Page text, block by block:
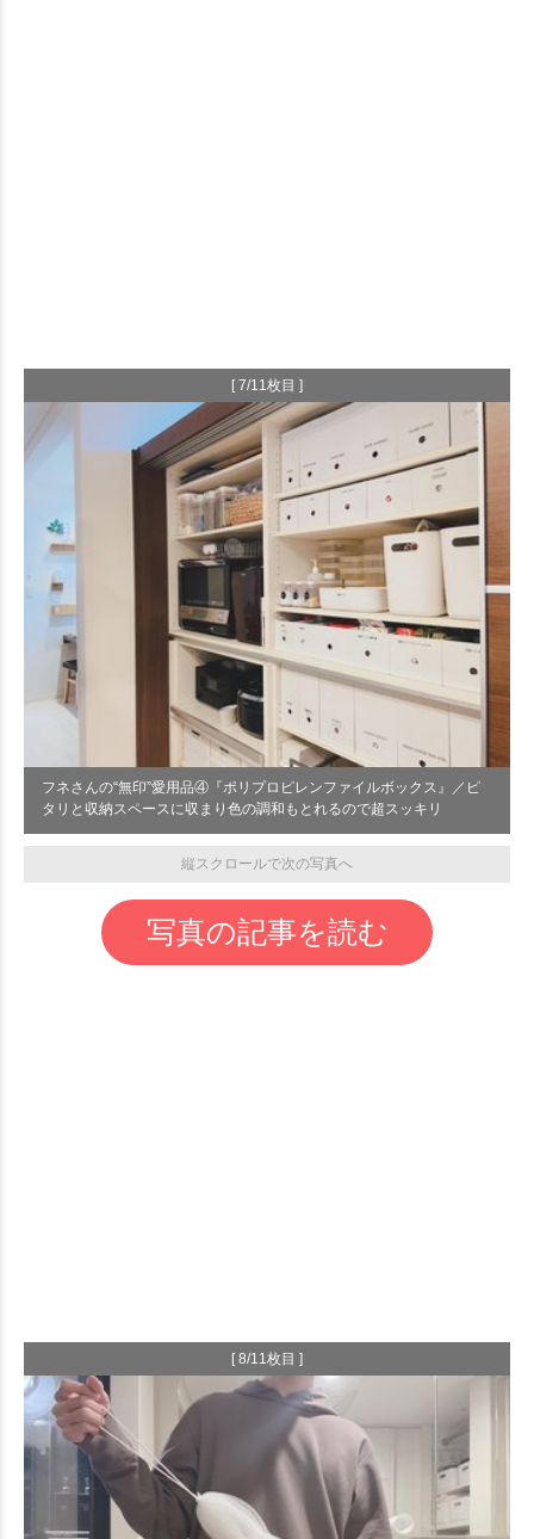
[ 7/11枚目 ]
フネさんの“無印”愛用品④『ポリプロピレンファイルボックス』／ピ
タリと収納スペースに収まり色の調和もとれるので超スッキリ
縦スクロールで次の写真へ
写真の記事を読む
[ 8/11枚目 ]